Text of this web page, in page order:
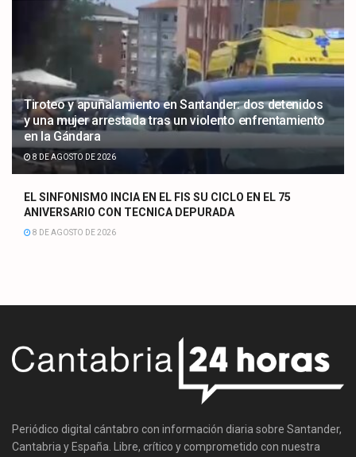
Tiroteo y apuñalamiento en Santander: dos detenidos
y una mujer arrestada tras un violento enfrentamiento
en la Gándara
8 DE AGOSTO DE 2026
EL SINFONISMO INCIA EN EL FIS SU CICLO EN EL 75
ANIVERSARIO CON TECNICA DEPURADA
8 DE AGOSTO DE 2026
Periódico digital cántabro con información diaria sobre Santander,
Cantabria y España. Libre, crítico y comprometido con nuestra